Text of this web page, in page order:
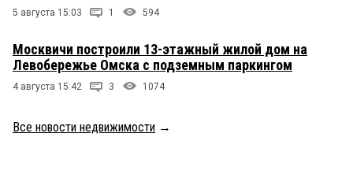
5 августа 15:03 1 594
Москвичи построили 13-этажный жилой дом на
Левобережье Омска с подземным паркингом
4 августа 15:42 3 1074
Все новости недвижимости →